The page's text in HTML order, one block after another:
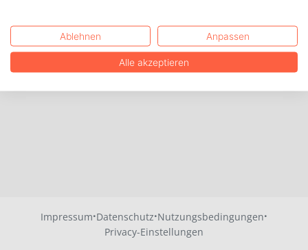
Impressum·Datenschutz·Nutzungsbedingungen·
Privacy-Einstellungen
Ablehnen Anpassen
Alle akzeptieren